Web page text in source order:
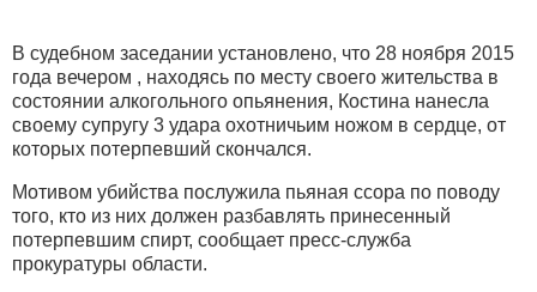
В судебном заседании установлено, что 28 ноября 2015
года вечером , находясь по месту своего жительства в
состоянии алкогольного опьянения, Костина нанесла
своему супругу 3 удара охотничьим ножом в сердце, от
которых потерпевший скончался.
Мотивом убийства послужила пьяная ссора по поводу
того, кто из них должен разбавлять принесенный
потерпевшим спирт, сообщает пресс-служба
прокуратуры области.